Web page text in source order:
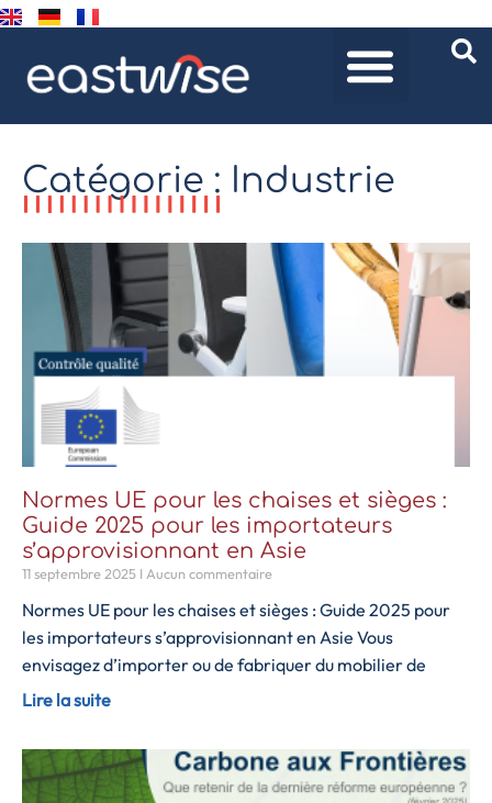
Catégorie : Industrie
Normes UE pour les chaises et sièges :
Guide 2025 pour les importateurs
s’approvisionnant en Asie
11 septembre 2025 Aucun commentaire
Normes UE pour les chaises et sièges : Guide 2025 pour
les importateurs s’approvisionnant en Asie Vous
envisagez d’importer ou de fabriquer du mobilier de
Lire la suite